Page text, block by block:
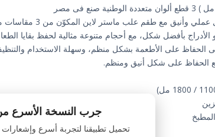
نظّمي مطبخك
بأفضل شكل، مع أحجام متنوعة مثالية لحفظ بقايا
على الأطعمة بشكل منظم، وسهلة الاستخدام
الحفاظ على شكل أنيق ومنظم.
جرب النسخة الأسرع
تحميل تطبيقنا لتجربة أسرع